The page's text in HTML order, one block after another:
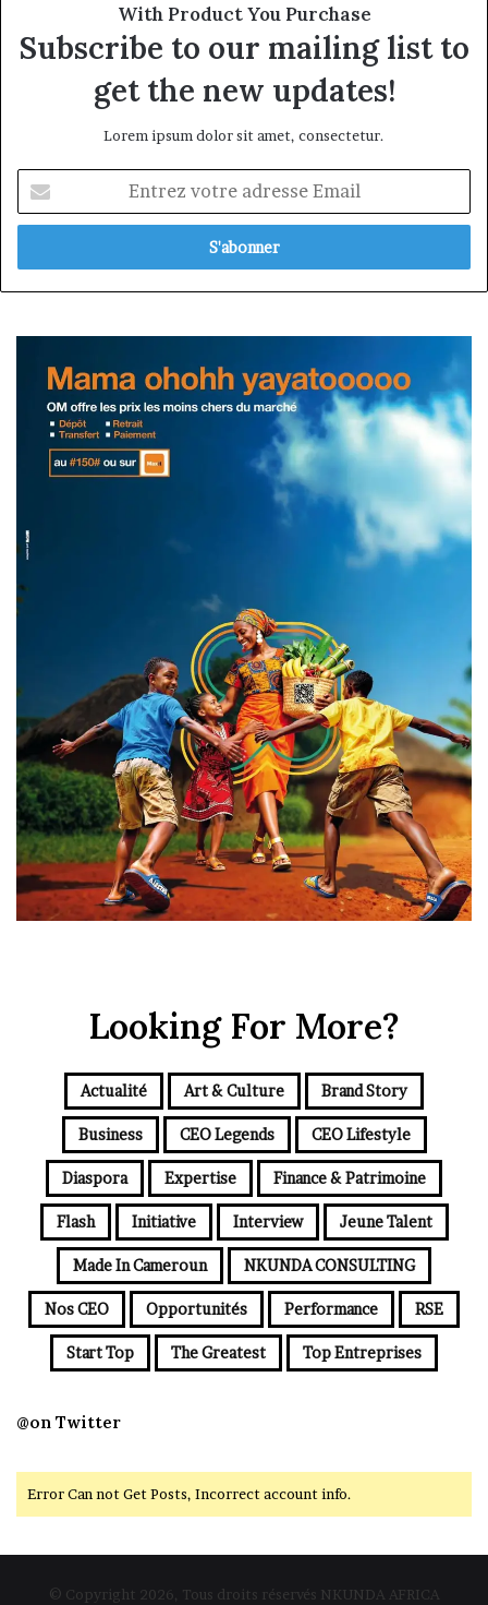
With Product You Purchase
Subscribe to our mailing list to
get the new updates!
Lorem ipsum dolor sit amet, consectetur.
votre
adresse
Looking For More?
Actualité Art & Culture Brand Story
Business CEO Legends CEO Lifestyle
Diaspora Expertise Finance & Patrimoine
Flash Initiative Interview Jeune Talent
Made In Cameroun NKUNDA CONSULTING
Nos CEO Opportunités Performance RSE
Start Top The Greatest Top Entreprises
@on Twitter
Error Can not Get Posts, Incorrect account info.
© Copyright 2026, Tous droits réservés NKUNDA AFRICA